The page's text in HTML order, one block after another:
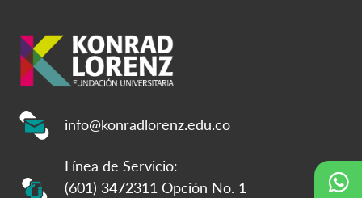
info@konradlorenz.edu.co
Línea de Servicio:
(601) 3472311 Opción No. 1